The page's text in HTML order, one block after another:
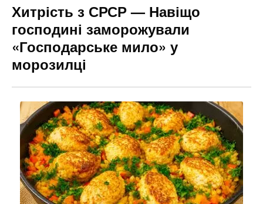
Хитрість з СРСР — Навіщо
господині заморожували
«Господарське мило» у
морозилці